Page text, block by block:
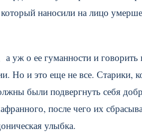
наносили на лицо
уж о ее гуманности и
Но и это еще не все. Старики,
были подвергнуть себя
после чего их
улыбка.